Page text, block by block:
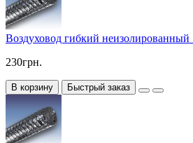
Воздуховод гибкий неизолированный
230грн.
В корзину Быстрый заказ